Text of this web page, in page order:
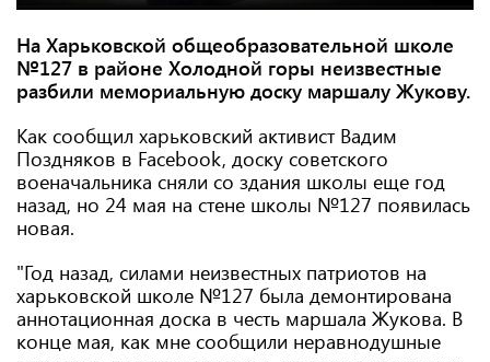
На Харьковской общеобразовательной школе
№127 в районе Холодной горы неизвестные
разбили мемориальную доску маршалу Жукову.
Как сообщил харьковский активист Вадим
Поздняков в Facebook, доску советского
военачальника сняли со здания школы еще год
назад, но 24 мая на стене школы №127 появилась
новая.
"Год назад, силами неизвестных патриотов на
харьковской школе №127 была демонтирована
аннотационная доска в честь маршала Жукова. В
конце мая, как мне сообщили неравнодушные